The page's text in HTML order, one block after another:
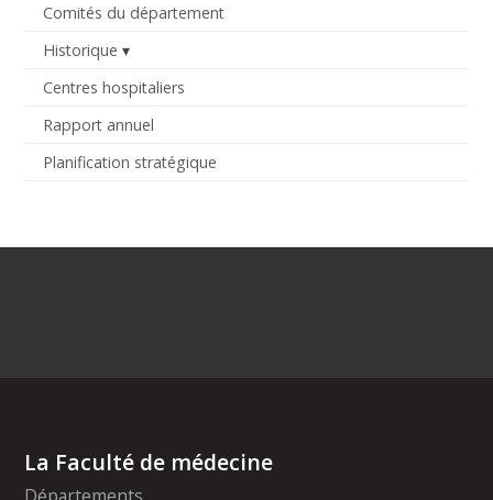
Comités du département
Historique
Centres hospitaliers
Rapport annuel
Planification stratégique
La Faculté de médecine